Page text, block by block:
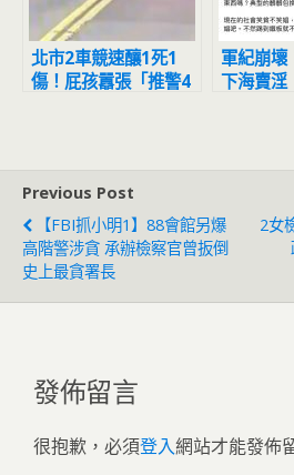
北市2車競速釀1死1
傷！屁孩囂張「推警4
軍紀崩壞
下海賣
Previous Post
【FBI抓小明1】88會館另爆
高階警涉貪 承辦檢察官曾扳倒
史上最貪署長
2女
發佈留言
很抱歉，必須登入網站才能發佈